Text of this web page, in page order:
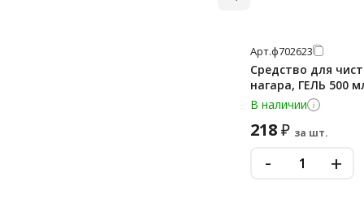
Арт.ф702623
Средство для
нагара, ГЕЛЬ 500
В наличии
218₽ за шт.
- +